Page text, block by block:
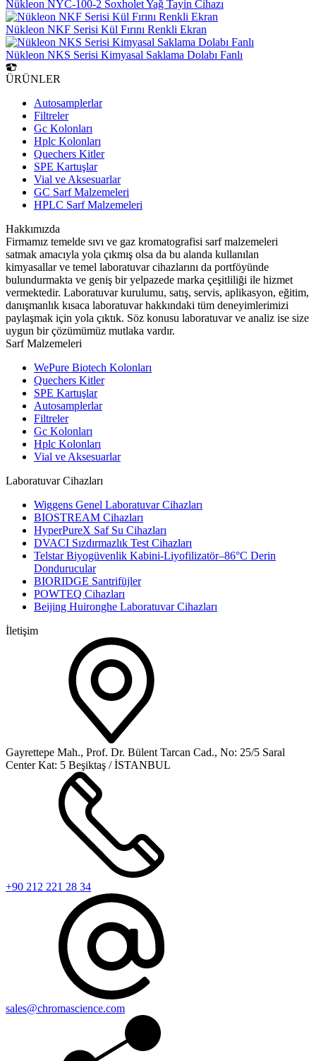
Nükleon NYC-100-2 Soxholet Yağ Tayin Cihazı
Nükleon NKF Serisi Kül Fırını Renkli Ekran
Nükleon NKS Serisi Kimyasal Saklama Dolabı Fanlı
ÜRÜNLER
Autosamplerlar
Filtreler
Gc Kolonları
Hplc Kolonları
Quechers Kitler
SPE Kartuşlar
Vial ve Aksesuarlar
GC Sarf Malzemeleri
HPLC Sarf Malzemeleri
Hakkımızda
Firmamız temelde sıvı ve gaz kromatografisi sarf malzemeleri
satmak amacıyla yola çıkmış olsa da bu alanda kullanılan
kimyasallar ve temel laboratuvar cihazlarını da portföyünde
bulundurmakta ve geniş bir yelpazede marka çeşitliliği ile hizmet
vermektedir. Laboratuvar kurulumu, satış, servis, aplikasyon, eğitim,
danışmanlık kısaca laboratuvar hakkındaki tüm deneyimlerimizi
paylaşmak için yola çıktık. Söz konusu laboratuvar ve analiz ise size
uygun bir çözümümüz mutlaka vardır.
Sarf Malzemeleri
WePure Biotech Kolonları
Quechers Kitler
SPE Kartuşlar
Autosamplerlar
Filtreler
Gc Kolonları
Hplc Kolonları
Vial ve Aksesuarlar
Laboratuvar Cihazları
Wiggens Genel Laboratuvar Cihazları
BIOSTREAM Cihazları
HyperPureX Saf Su Cihazları
DVACI Sızdırmazlık Test Cihazları
Telstar Biyogüvenlik Kabini-Liyofilizatör–86°C Derin
Dondurucular
BIORIDGE Santrifüjler
POWTEQ Cihazları
Beijing Huironghe Laboratuvar Cihazları
İletişim
Gayrettepe Mah., Prof. Dr. Bülent Tarcan Cad., No: 25/5 Saral
Center Kat: 5 Beşiktaş / İSTANBUL
+90 212 221 28 34
sales@chromascience.com